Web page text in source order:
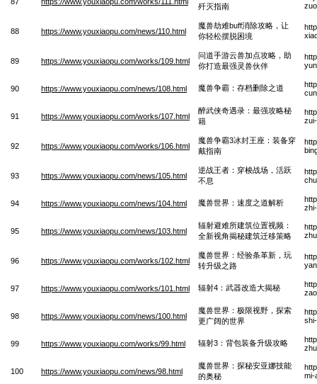
歼灭指南
88 https://www.youxiaopu.com/news/110.html
魔兽劫难buff消除攻略，让
你轻松摆脱困境
89 https://www.youxiaopu.com/works/109.html
问道手游云兽加点攻略，助
你打造最强灵兽伙伴
90 https://www.youxiaopu.com/news/108.html 魔兽争霸：存档删除之道
91 https://www.youxiaopu.com/works/107.html
醉武侠奇遇录：最强攻略秘
籍
92 https://www.youxiaopu.com/works/106.html
魔兽争霸3冰封王座：装备穿
戴指南
93 https://www.youxiaopu.com/news/105.html
逆战王者：穿梭战场，活跃
不息
94 https://www.youxiaopu.com/news/104.html 魔兽世界：速度之道解析
95 https://www.youxiaopu.com/news/103.html
辐射避难所建筑位置视频：
全新视角揭秘建筑迁移策略
96 https://www.youxiaopu.com/works/102.html
魔兽世界：经验条革新，玩
转升级之路
97 https://www.youxiaopu.com/works/101.html 辐射4：武器改造大揭秘
98 https://www.youxiaopu.com/news/100.html
魔兽世界：极限视野，探索
更广阔的世界
99 https://www.youxiaopu.com/works/99.html 辐射3：背包装备升级攻略
100 https://www.youxiaopu.com/news/98.html
魔兽世界：探秘安亚娜技能
的奥秘
mi-